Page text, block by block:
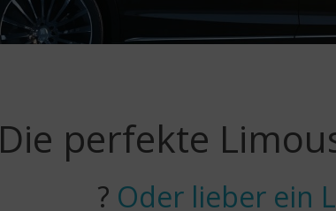
Die perfekte
? Oder lieber ein